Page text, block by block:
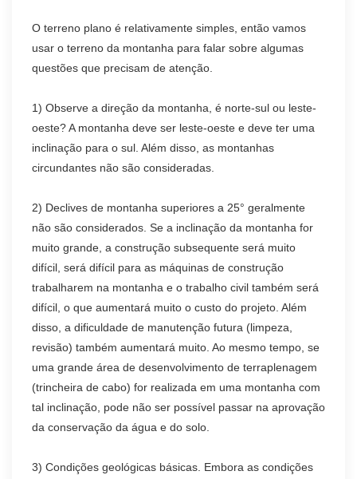
O terreno plano é relativamente simples, então vamos
usar o terreno da montanha para falar sobre algumas
questões que precisam de atenção.
1) Observe a direção da montanha, é norte-sul ou leste-
oeste? A montanha deve ser leste-oeste e deve ter uma
inclinação para o sul. Além disso, as montanhas
circundantes não são consideradas.
2) Declives de montanha superiores a 25° geralmente
não são considerados. Se a inclinação da montanha for
muito grande, a construção subsequente será muito
difícil, será difícil para as máquinas de construção
trabalharem na montanha e o trabalho civil também será
difícil, o que aumentará muito o custo do projeto. Além
disso, a dificuldade de manutenção futura (limpeza,
revisão) também aumentará muito. Ao mesmo tempo, se
uma grande área de desenvolvimento de terraplenagem
(trincheira de cabo) for realizada em uma montanha com
tal inclinação, pode não ser possível passar na aprovação
da conservação da água e do solo.
3) Condições geológicas básicas. Embora as condições